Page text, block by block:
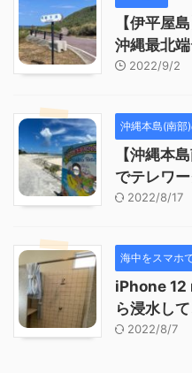
【伊平屋
沖縄最北
2022/9/2
沖縄本島(南部
【沖縄本
でテレワー
2022/8/17
海中をスマホ
iPhone 12
ら浸水し
2022/8/7